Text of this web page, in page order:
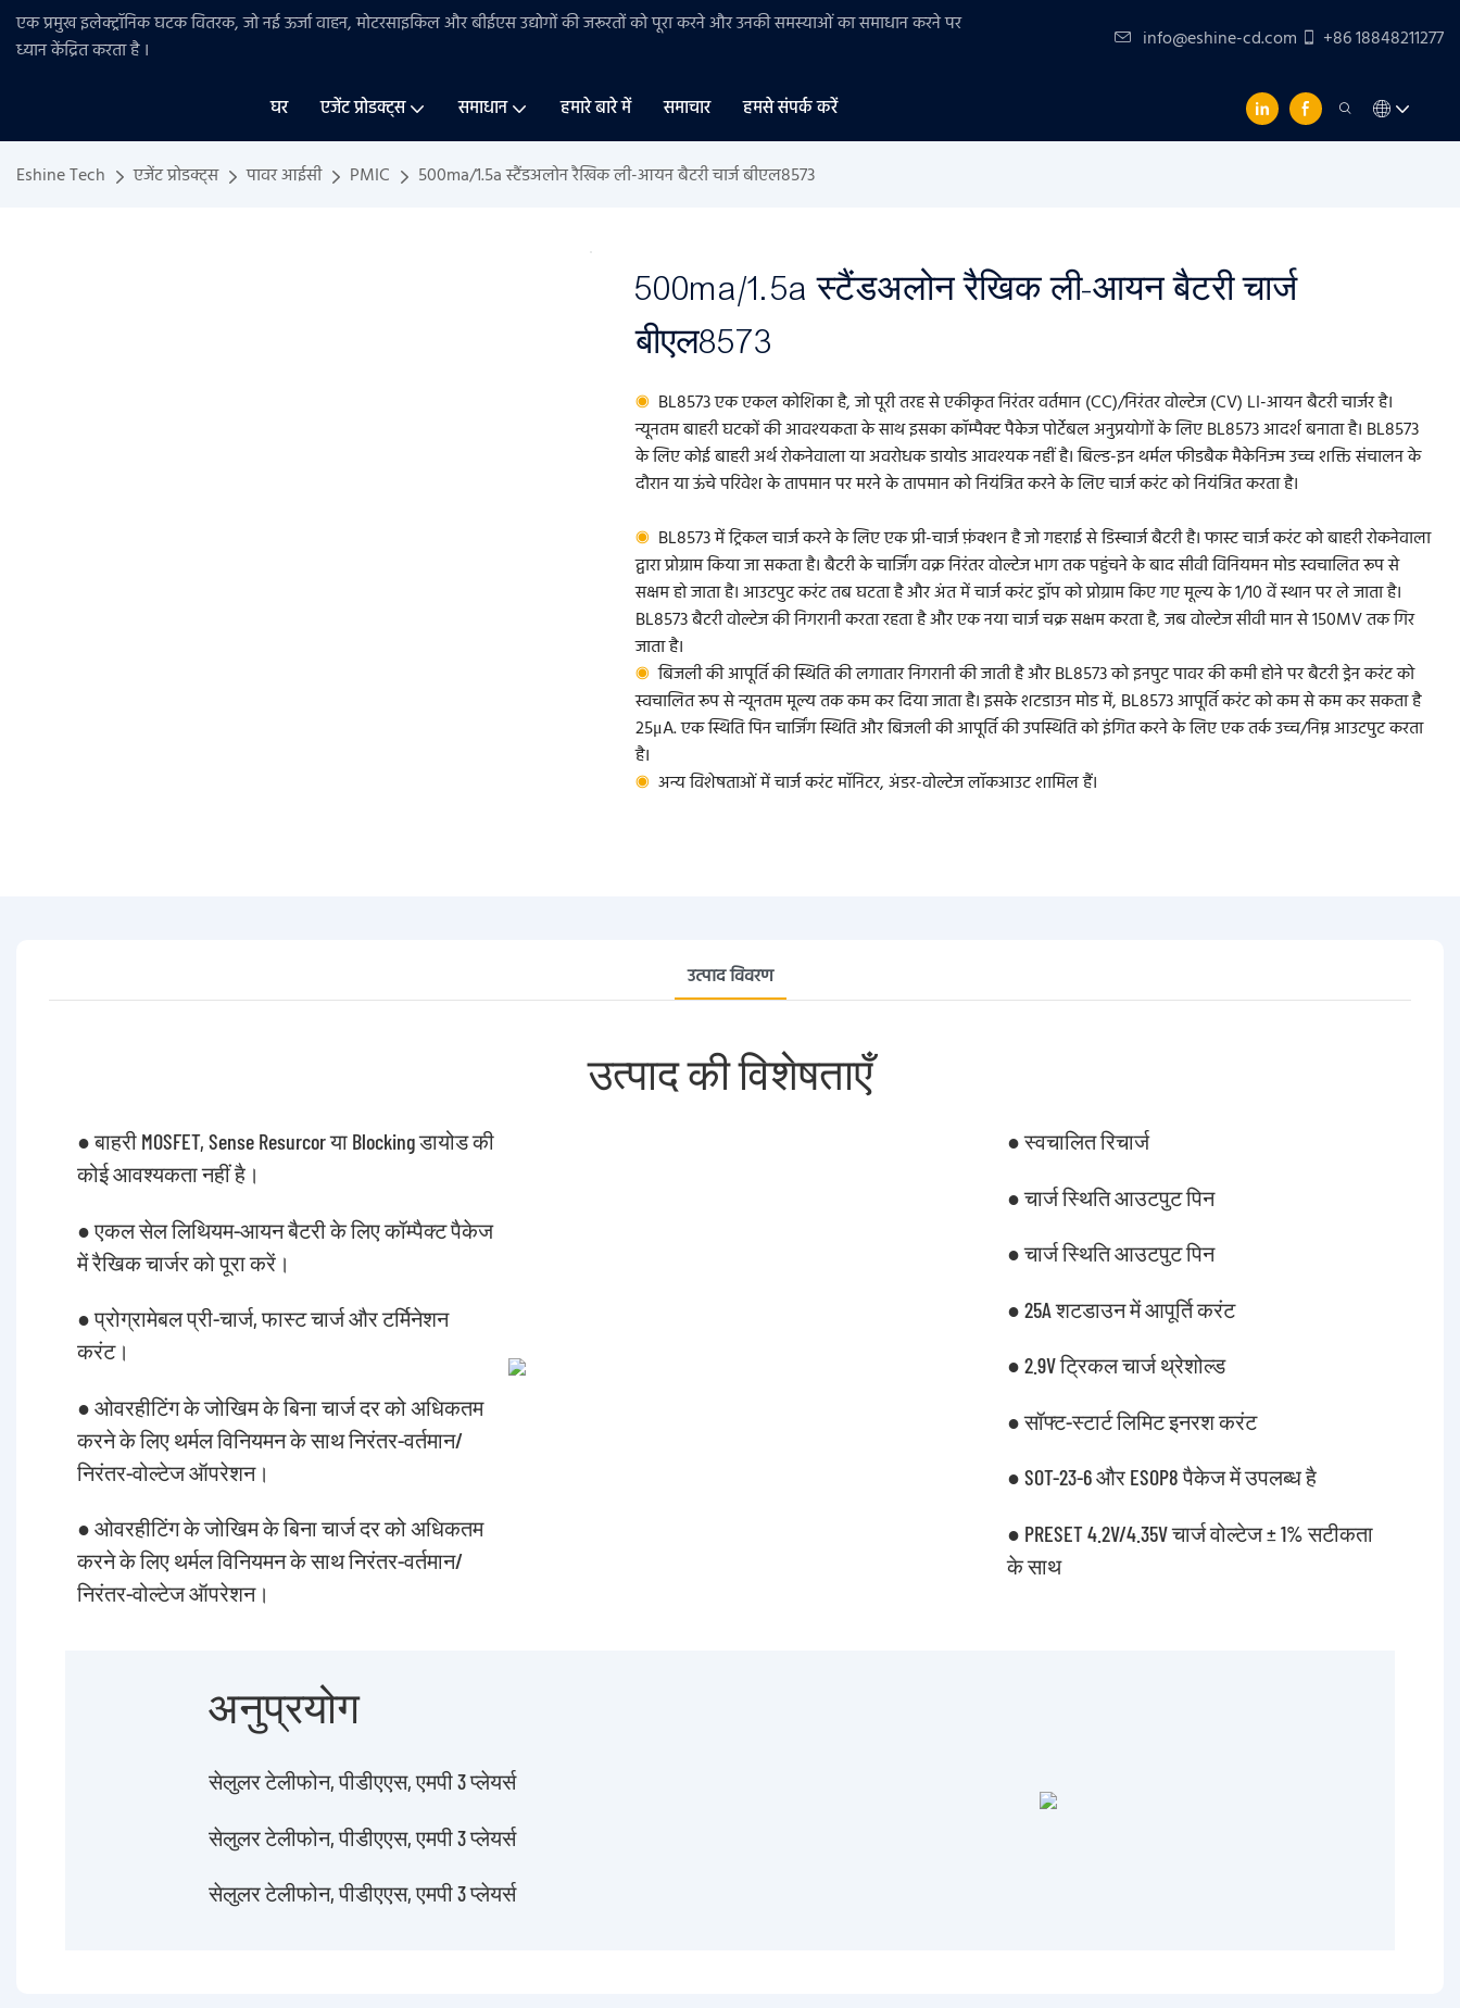
एक प्रमुख इलेक्ट्रॉनिक घटक वितरक, जो नई ऊर्जा वाहन, मोटरसाइकिल और बीईएसउद्योगों कीजरूरतों को पूरा करने और उनकी समस्याओं का समाधान करने पर
ध्यान केंद्रित करता है। info@eshine-cd.com +86 18848211277
घर एजेंट प्रोडक्ट्स समाधान हमारे बारे में समाचार हमसे संपर्क करें
Eshine Tech एजेंट प्रोडक्ट्स पावर आईसी PMIC 500ma/1.5a स्टैंडअलोन रैखिक ली-आयन बैटरी चार्ज बीएल8573
500ma/1.5a स्टैंडअलोन रैखिक ली-आयन बैटरी चार्ज
बीएल8573
◉ BL8573 एक एकल कोशिका है, जो पूरी तरह से एकीकृत निरंतर वर्तमान (CC)/निरंतर वोल्टेज (CV) LI-आयन बैटरी चार्जर है।
न्यूनतम बाहरी घटकों की आवश्यकता के साथ इसका कॉम्पैक्ट पैकेज पोर्टेबल अनुप्रयोगों के लिए BL8573 आदर्श बनाता है। BL8573
के लिए कोई बाहरी अर्थ रोकनेवाला या अवरोधक डायोड आवश्यक नहीं है। बिल्ड-इन थर्मल फीडबैक मैकेनिज्म उच्च शक्ति संचालन के
दौरान या ऊंचे परिवेश के तापमान पर मरने के तापमान को नियंत्रित करने के लिए चार्ज करंट को नियंत्रित करता है।
◉ BL8573 में ट्रिकल चार्ज करने के लिए एक प्री-चार्ज फ़ंक्शन है जो गहराई से डिस्चार्ज बैटरी है। फास्ट चार्ज करंट को बाहरी रोकनेवाला
द्वारा प्रोग्राम किया जा सकता है। बैटरी के चार्जिंग वक्र निरंतर वोल्टेज भाग तक पहुंचने के बाद सीवी विनियमन मोड स्वचालित रूप से
सक्षम हो जाता है। आउटपुट करंट तब घटता है और अंत में चार्ज करंट ड्रॉप को प्रोग्राम किए गए मूल्य के 1/10 वें स्थान पर ले जाता है।
BL8573 बैटरी वोल्टेज की निगरानी करता रहता है और एक नया चार्ज चक्र सक्षम करता है, जब वोल्टेज सीवी मान से 150MV तक गिर
जाता है।
◉ बिजली की आपूर्ति की स्थिति की लगातार निगरानी की जाती है और BL8573 को इनपुट पावर की कमी होने पर बैटरी ड्रेन करंट को
स्वचालित रूप से न्यूनतम मूल्य तक कम कर दिया जाता है। इसके शटडाउन मोड में, BL8573 आपूर्ति करंट को कम से कम कर सकता है
25μA. एक स्थिति पिन चार्जिंग स्थिति और बिजली की आपूर्ति की उपस्थिति को इंगित करने के लिए एक तर्क उच्च/निम्न आउटपुट करता
है।
◉ अन्य विशेषताओं में चार्ज करंट मॉनिटर, अंडर-वोल्टेज लॉकआउट शामिल हैं।
उत्पाद विवरण
उत्पाद की विशेषताएँ
● बाहरी MOSFET, Sense Resurcor या Blocking डायोड की
कोई आवश्यकता नहीं है।
● एकल सेल लिथियम-आयन बैटरी के लिए कॉम्पैक्ट पैकेज
में रैखिक चार्जर को पूरा करें।
● प्रोग्रामेबल प्री-चार्ज, फास्ट चार्ज और टर्मिनेशन
करंट।
● ओवरहीटिंग के जोखिम के बिना चार्ज दर को अधिकतम
करने के लिए थर्मल विनियमन के साथ निरंतर-वर्तमान/
निरंतर-वोल्टेज ऑपरेशन।
● ओवरहीटिंग के जोखिम के बिना चार्ज दर को अधिकतम
करने के लिए थर्मल विनियमन के साथ निरंतर-वर्तमान/
निरंतर-वोल्टेज ऑपरेशन।
● स्वचालित रिचार्ज
● चार्ज स्थिति आउटपुट पिन
● चार्ज स्थिति आउटपुट पिन
● 25A शटडाउन में आपूर्ति करंट
● 2.9V ट्रिकल चार्ज थ्रेशोल्ड
● सॉफ्ट-स्टार्ट लिमिट इनरश करंट
● SOT-23-6 और ESOP8 पैकेज में उपलब्ध है
● PRESET 4.2V/4.35V चार्ज वोल्टेज ± 1% सटीकता
के साथ
अनुप्रयोग
सेलुलर टेलीफोन, पीडीएएस, एमपी 3 प्लेयर्स
सेलुलर टेलीफोन, पीडीएएस, एमपी 3 प्लेयर्स
सेलुलर टेलीफोन, पीडीएएस, एमपी 3 प्लेयर्स